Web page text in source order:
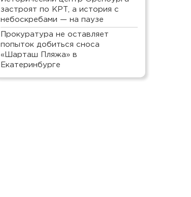
застроят по КРТ, а история с
небоскребами — на паузе
Прокуратура не оставляет
попыток добиться сноса
«Шарташ Пляжа» в
Екатеринбурге